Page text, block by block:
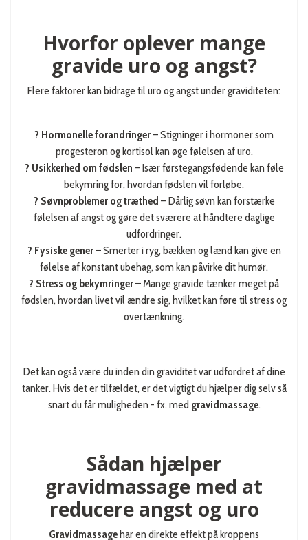
Hvorfor oplever mange
gravide uro og angst?
Flere faktorer kan bidrage til uro og angst under graviditeten:
? Hormonelle forandringer– Stigninger i hormoner som
progesteron og kortisol kan øge følelsen af uro.
? Usikkerhed om fødslen – Især førstegangsfødende kan føle
bekymring for, hvordan fødslen vil forløbe.
? Søvnproblemer og træthed – Dårlig søvn kan forstærke
følelsen af angst og gøre det sværere at håndtere daglige
udfordringer.
? Fysiske gener– Smerter i ryg, bækken og lænd kan give en
følelse af konstant ubehag, som kan påvirke dit humør.
? Stress og bekymringer– Mange gravide tænker meget på
fødslen, hvordan livet vil ændre sig, hvilket kan føre til stress og
overtænkning.
Det kan også være du inden din graviditet var udfordret af dine
tanker. Hvis det er tilfældet, er det vigtigt du hjælper dig selv så
snart du får muligheden - fx. med gravidmassage.
Sådan hjælper
gravidmassage med at
reducere angst og uro
Gravidmassagehar en direkte effekt på kroppens